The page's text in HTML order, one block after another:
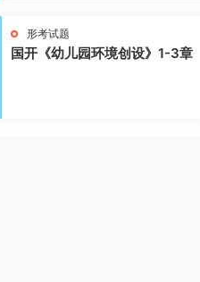
形考试题
国开《幼儿园环境创设》1-3章